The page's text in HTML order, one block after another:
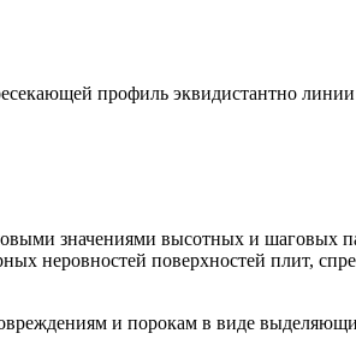
профиль эквидистантно
значениями высотных и шаговых
неровностей поверхностей плит,
и порокам в виде